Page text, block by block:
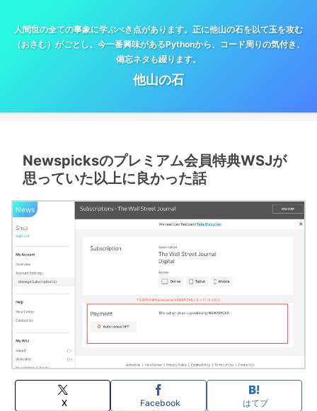
人間世の全ての事象に学ぶべき点があります。正に他山の石を以て玉を攻む
（おさむ）がごとし。今一番興味があるPythonから、コード周りの気付き、
備忘ネタも綴ります。
他山の石
Newspicksのプレミアム会員特典WSJが
思っていた以上に良かった話
News
X Facebook はてブ